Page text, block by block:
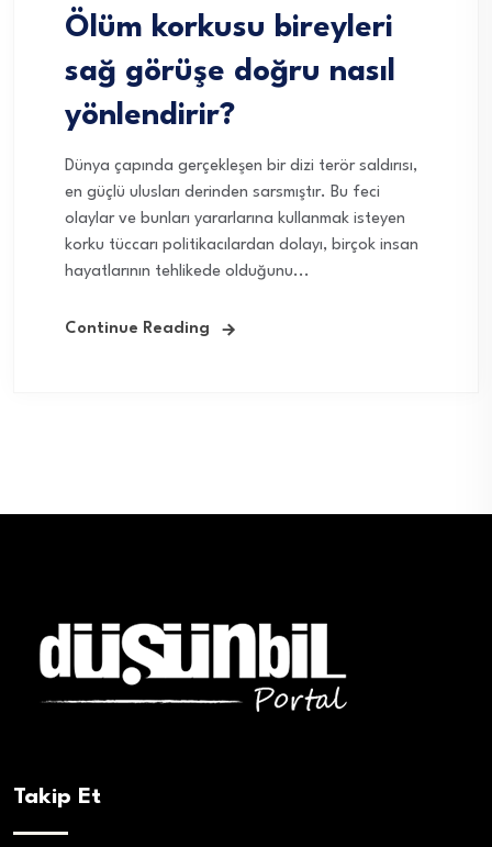
Ölüm korkusu bireyleri
sağ görüşe doğru nasıl
yönlendirir?
Dünya çapında gerçekleşen bir dizi terör saldırısı,
en güçlü ulusları derinden sarsmıştır. Bu feci
olaylar ve bunları yararlarına kullanmak isteyen
korku tüccarı politikacılardan dolayı, birçok insan
hayatlarının tehlikede olduğunu...
Continue Reading
Takip Et